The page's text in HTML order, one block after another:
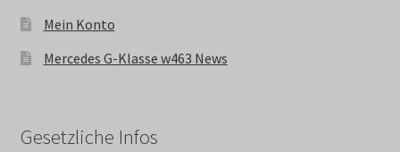
Mein Konto
Mercedes G-Klasse w463 News
Gesetzliche Infos